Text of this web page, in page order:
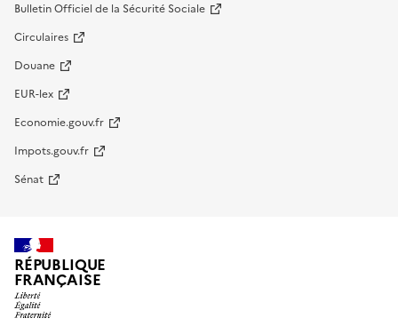
Bulletin Officiel de la Sécurité Sociale
Circulaires
Douane
EUR-lex
Economie.gouv.fr
Impots.gouv.fr
Sénat
RÉPUBLIQUE
FRANÇAISE